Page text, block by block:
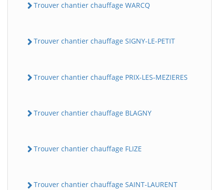
Trouver chantier chauffage WARCQ
Trouver chantier chauffage SIGNY-LE-PETIT
Trouver chantier chauffage PRIX-LES-MEZIERES
Trouver chantier chauffage BLAGNY
Trouver chantier chauffage FLIZE
Trouver chantier chauffage SAINT-LAURENT